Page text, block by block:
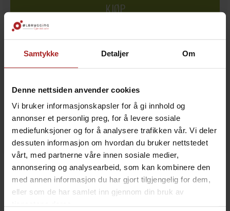
Samtykke Detaljer Om
Denne nettsiden anvender cookies
Vi bruker informasjonskapsler for å gi innhold og
annonser et personlig preg, for å levere sosiale
mediefunksjoner og for å analysere trafikken vår. Vi deler
dessuten informasjon om hvordan du bruker nettstedet
vårt, med partnerne våre innen sosiale medier,
annonsering og analysearbeid, som kan kombinere den
med annen informasjon du har gjort tilgjengelig for dem,
eller som de har samlet inn gjennom din bruk av
KJØP
BESKRIVELSE
Støvdeksel for 1,5" Tri-Clamp tilkoblinger.